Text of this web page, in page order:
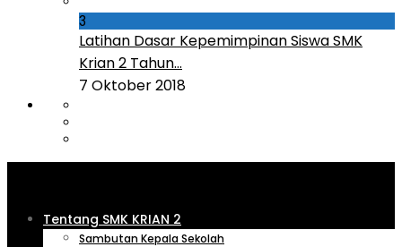
3
Latihan Dasar Kepemimpinan Siswa SMK
Krian 2 Tahun...
7 Oktober 2018
Tentang SMK KRIAN 2
Sambutan Kepala Sekolah